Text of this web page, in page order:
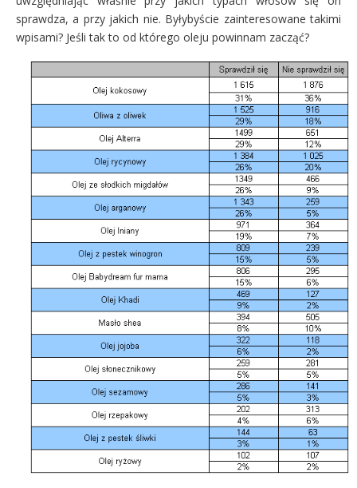
sprawdza, a przy jakich nie. Byłybyście zainteresowane takimi
wpisami? Jeśli tak to od którego oleju powinnam zacząć?